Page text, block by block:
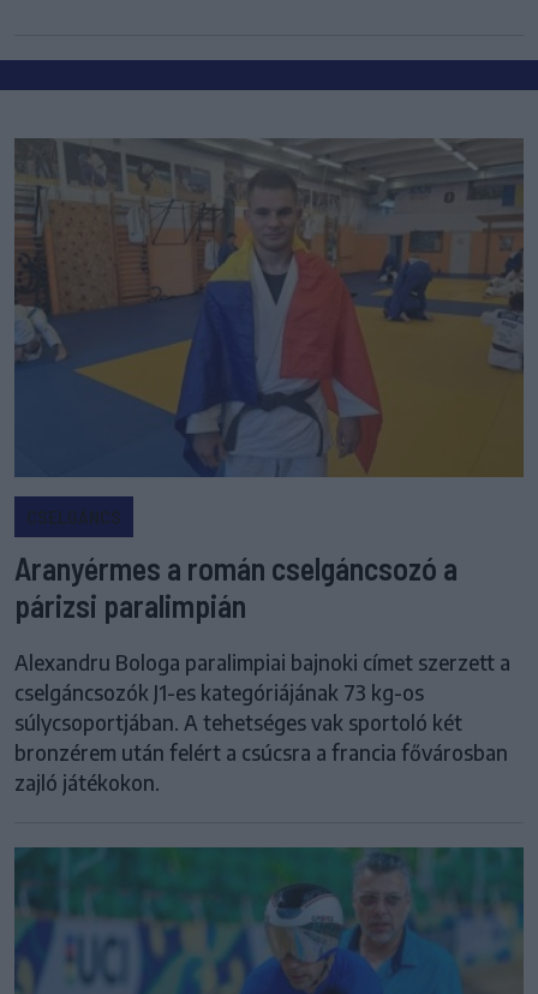
CSELGÁNCS
Aranyérmes a román cselgáncsozó a
párizsi paralimpián
Alexandru Bologa paralimpiai bajnoki címet szerzett a
cselgáncsozók J1-es kategóriájának 73 kg-os
súlycsoportjában. A tehetséges vak sportoló két
bronzérem után felért a csúcsra a francia fővárosban
zajló játékokon.